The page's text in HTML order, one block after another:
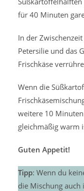
für 40 Minuten
In der
Petersilie und das
Frischkäse
Wenn die
weitere 10
gleichmäßig warm
Guten Appetit!
Tipp: Wenn du
die Mischung auch